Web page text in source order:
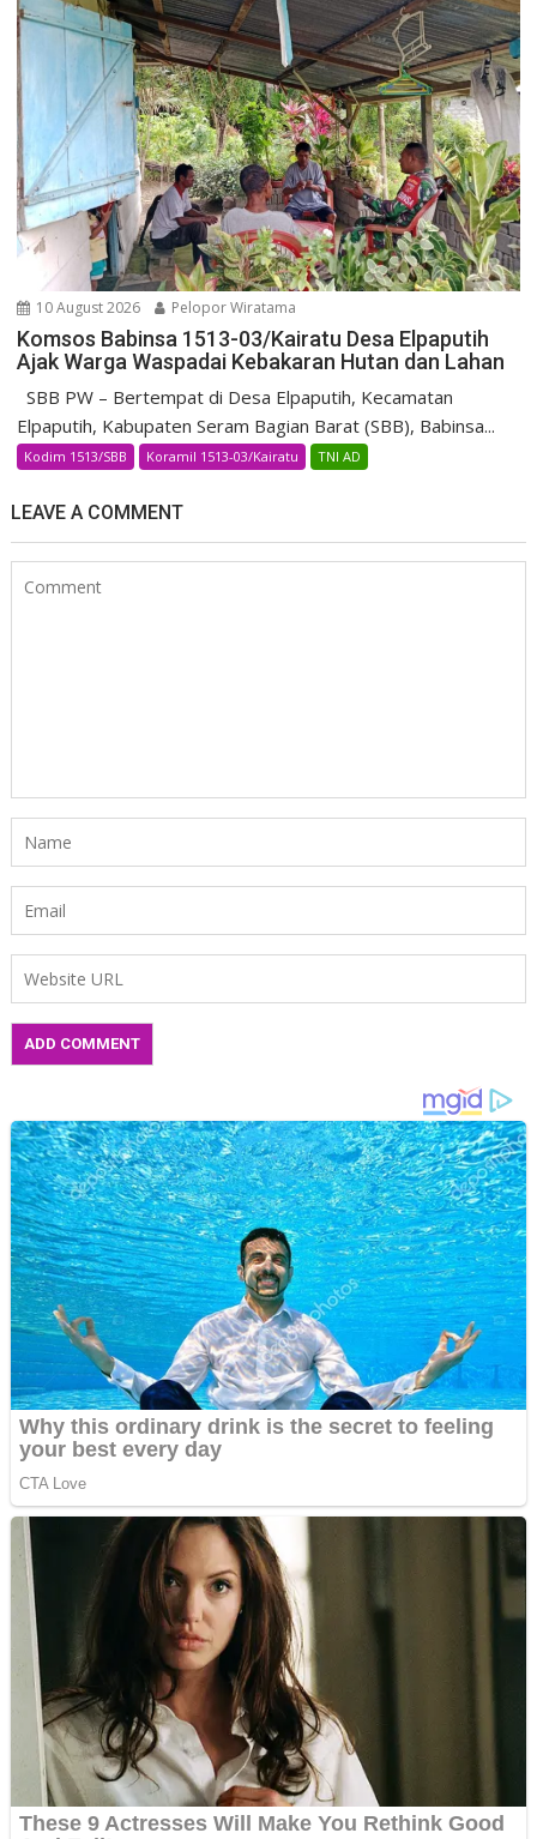
10 August 2026 Pelopor Wiratama
Komsos Babinsa 1513-03/Kairatu Desa Elpaputih
Ajak Warga Waspadai Kebakaran Hutan dan Lahan
SBB PW – Bertempat di Desa Elpaputih, Kecamatan
Elpaputih, Kabupaten Seram Bagian Barat (SBB), Babinsa...
Kodim 1513/SBB Koramil 1513-03/Kairatu TNI AD
LEAVE A COMMENT